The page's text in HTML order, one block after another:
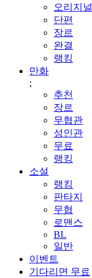
오리지널
단편
장르
완결
랭킹
만화
;
추천
장르
무협관
성인관
무료
랭킹
소설
랭킹
판타지
무협
로맨스
BL
일반
이벤트
기다리면 무료